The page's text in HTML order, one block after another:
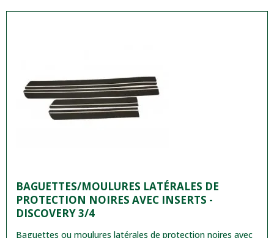
BAGUETTES/MOULURES LATÉRALES DE
PROTECTION NOIRES AVEC INSERTS -
DISCOVERY 3/4
Baguettes ou moulures latérales de protection noires avec